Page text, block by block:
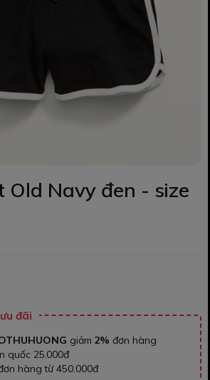
Old Navy đen - size
đãi
giảm 2% đơn hàng
quốc 25.000đ
hàng từ 450.000đ